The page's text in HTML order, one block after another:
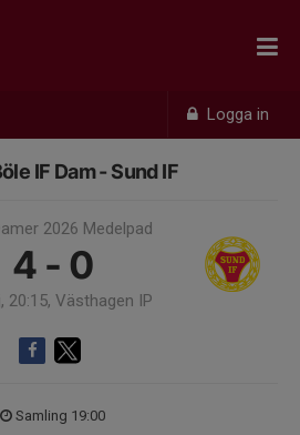
Logga in
IF Dam - Sund IF
2026 Medelpad
4 - 0
20:15, Västhagen IP
Samling 19:00